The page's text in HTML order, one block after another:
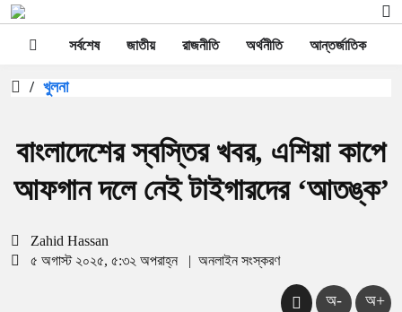
সর্বশেষ জাতীয় রাজনীতি অর্থনীতি আন্তর্জাতিক
/ খুলনা
বাংলাদেশের স্বস্তির খবর, এশিয়া কাপে
আফগান দলে নেই টাইগারদের ‘আতঙ্ক’
Zahid Hassan
৫ অগাস্ট ২০২৫, ৫:৩২ অপরাহ্ন
| অনলাইন সংস্করণ
অ- অ+